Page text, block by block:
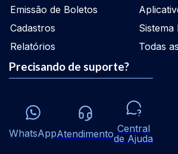
Emissão de Boletos
Cadastros
Relatórios
Sistema
Todas
Precisando de suporte?
WhatsAppAtendimento Central
de Ajuda